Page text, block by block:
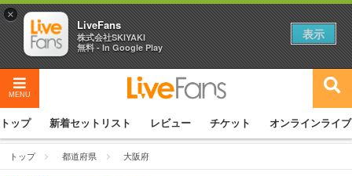
MENU
トップ 新着セットリスト レビュー チケット オンラインライブ
トップ 都道府県 大阪府
×
LiveFans
株式会社SKIYAKI
無料 - In Google Play
表示